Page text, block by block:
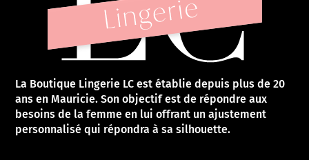
La Boutique Lingerie LC est établie depuis plus de 20
ans en Mauricie. Son objectif est de répondre aux
besoins de la femme en lui offrant un ajustement
personnalisé qui répondra à sa silhouette.